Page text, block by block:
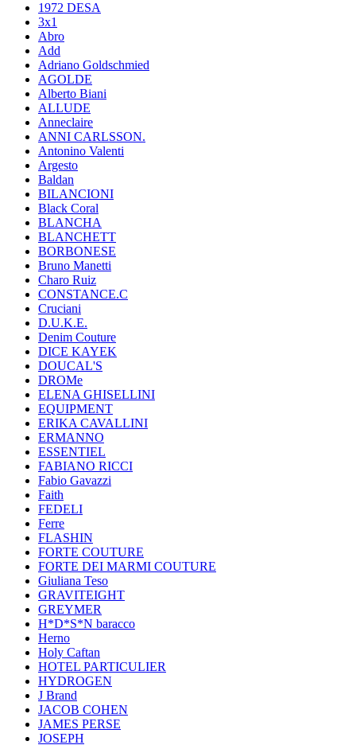
1972 DESA
3x1
Abro
Add
Adriano Goldschmied
AGOLDE
Alberto Biani
ALLUDE
Anneclaire
ANNI CARLSSON.
Antonino Valenti
Argesto
Baldan
BILANCIONI
Black Coral
BLANCHA
BLANCHETT
BORBONESE
Bruno Manetti
Charo Ruiz
CONSTANCE.C
Cruciani
D.U.K.E.
Denim Couture
DICE KAYEK
DOUCAL'S
DROMe
ELENA GHISELLINI
EQUIPMENT
ERIKA CAVALLINI
ERMANNO
ESSENTIEL
FABIANO RICCI
Fabio Gavazzi
Faith
FEDELI
Ferre
FLASHIN
FORTE COUTURE
FORTE DEI MARMI COUTURE
Giuliana Teso
GRAVITEIGHT
GREYMER
H*D*S*N baracco
Herno
Holy Caftan
HOTEL PARTICULIER
HYDROGEN
J Brand
JACOB COHEN
JAMES PERSE
JOSEPH